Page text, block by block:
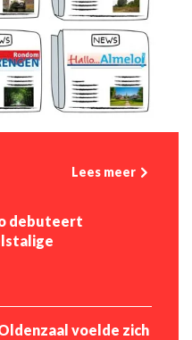
Lees meer
debuteert
voelde zich